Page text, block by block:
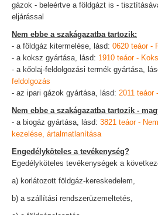
gázok - beleértve a földgázt is -
eljárással
Nem ebbe a szakágazatba tartozik:
- a földgáz kitermelése, lásd: 0620 teáor -
- a koksz gyártása, lásd: 1910 teáor -
- a kőolaj-feldolgozási termék gyártása,
feldolgozás
- az ipari gázok gyártása, lásd: 2011 teáor
Nem ebbe a szakágazatba tartozik -
- a biogáz gyártása, lásd: 3821 teáor -
kezelése, ártalmatlanítása
Engedélyköteles a tevékenység?
Egedélyköteles tevékenységek a
a) korlátozott földgáz-kereskedelem,
b) a szállítási rendszerüzemeltetés,